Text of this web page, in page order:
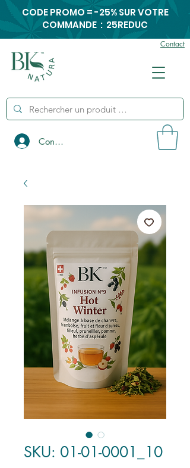
Contact
Connexion
CODE PROMO = -25% SUR VOTRE
COMMANDE : 25REDUC
SKU: 01-01-0001_10